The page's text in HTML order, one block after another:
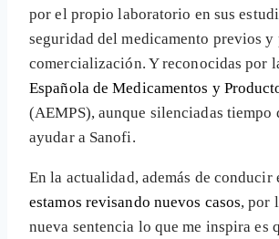
por el propio laboratorio en sus
seguridad del medicamento previos y
comercialización. Y reconocidas por
Española de Medicamentos y
(AEMPS), aunque silenciadas tiempo
ayudar a Sanofi.
En la actualidad, además de conducir
estamos revisando nuevos casos, por
nueva sentencia lo que me inspira es